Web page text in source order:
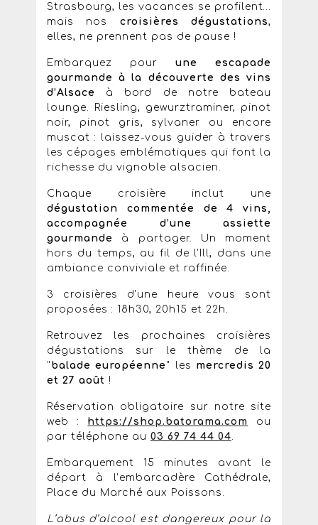
Strasbourg, les vacances se profilent…
mais nos croisières dégustations,
elles, ne prennent pas de pause !
Embarquez pourune escapade
gourmande à la découverte des vins
d’Alsace à bord de notre bateau
lounge. Riesling, gewurztraminer, pinot
noir, pinot gris, sylvaner ou encore
muscat : laissez-vous guider à travers
les cépages emblématiques qui font la
richesse du vignoble alsacien.
Chaque croisière inclut une
dégustation commentée de 4 vins,
accompagnée d’une assiette
gourmande
à partager. Un moment
hors du temps, au fil de l’Ill, dans une
ambiance conviviale et raffinée.
3 croisières d'une heure vous sont
proposées : 18h30, 20h15 et 22h.
Retrouvez les prochaines croisières
dégustations sur le thème de la
" balade européenne " les mercredis 20
et 27 août !
Réservation obligatoire sur notre site
web : https://shop.batorama.com
ou
par téléphone au 03 69 74 44 04
Embarquement 15 minutes avant le
départ à l’embarcadère Cathédrale,
Place du Marché aux Poissons.
L’abus d’alcool est dangereux pour la